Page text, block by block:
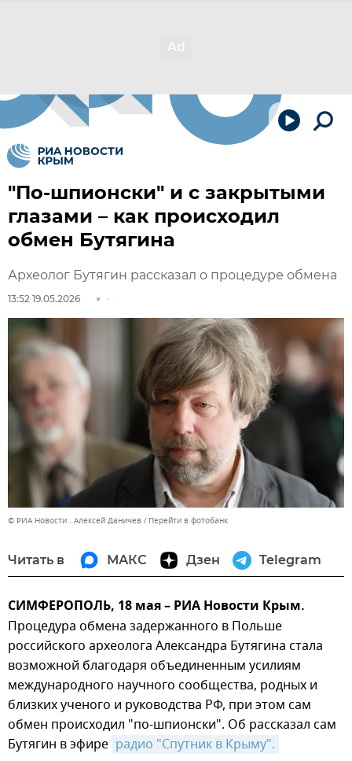
"По-шпионски" и с закрытыми
глазами – как происходил
обмен Бутягина
Археолог Бутягин рассказал о процедуре обмена
13:52 19.05.2026
© РИА Новости . Алексей Даничев Перейти в фотобанк
Читать в МАКС Дзен Telegram
СИМФЕРОПОЛЬ, 18 мая – РИА Новости Крым.
Процедура обмена задержанного в Польше
российского археолога Александра Бутягина стала
возможной благодаря объединенным усилиям
международного научного сообщества, родных и
близких ученого и руководства РФ, при этом сам
обмен происходил "по-шпионски". Об рассказал сам
Бутягин в эфире радио "Спутник в Крыму".